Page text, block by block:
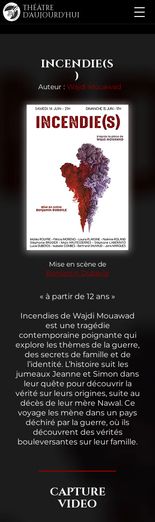
THÉÂTRE
D'AUJOURD'HUI
INCENDIE(S
)
Auteur :Wajdi Mouawad
Mise en scène de
Benjamin Dubayle
« à partir de 12 ans »
Incendies de Wajdi Mouawad
est une tragédie
contemporaine poignante qui
explore les thèmes de la guerre,
des secrets de famille et de
l’identité. L’histoire suit les
jumeaux Jeanne et Simon dans
leur quête pour découvrir la
vérité sur leurs origines, suite au
décès de leur mère Nawal. Ce
voyage les mène dans un pays
déchiré par la guerre, où ils
découvrent des vérités
bouleversantes sur leur famille.
CAPTURE
VIDEO